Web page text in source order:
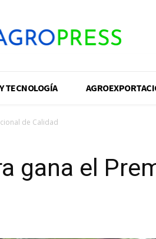
TECNOLOGÍA
de Calidad
gana el